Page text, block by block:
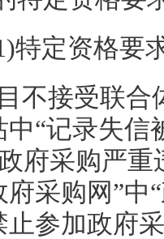
特定资格要
不接受联合
中“记录失
府采购严
府采购网”中
止参加政府